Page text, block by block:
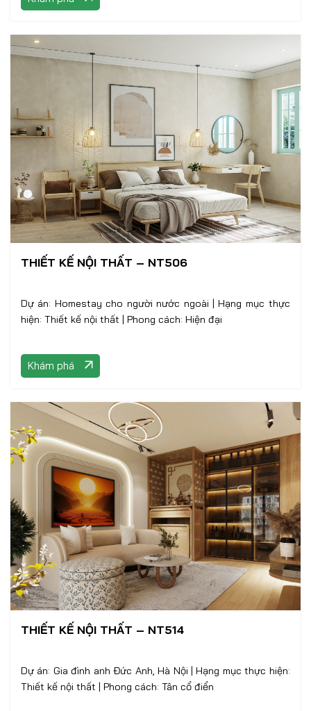
THIẾT KẾ NỘI THẤT – NT506
Dự án: Homestay cho người nước ngoài | Hạng mục thực
hiện: Thiết kế nội thất | Phong cách: Hiện đại
Khám phá
THIẾT KẾ NỘI THẤT – NT514
Dự án: Gia đình anh Đức Anh, Hà Nội | Hạng mục thực hiện:
Thiết kế nội thất | Phong cách: Tân cổ điển